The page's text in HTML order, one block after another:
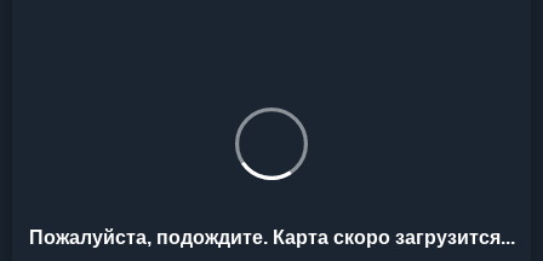
Пожалуйста, подождите. Карта скоро загрузится...